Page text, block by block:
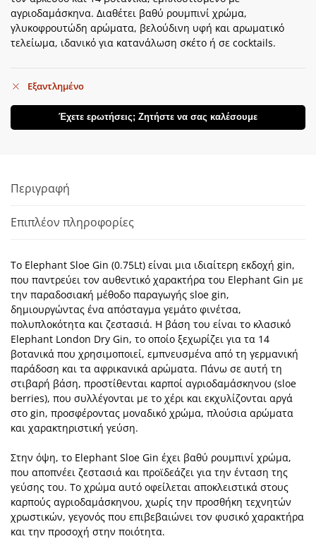
αγριοδαμάσκηνα. Διαθέτει βαθύ ρουμπινί χρώμα,
γλυκοφρουτώδη αρώματα, βελούδινη υφή και αρωματικό
τελείωμα, ιδανικό για κατανάλωση σκέτο ή σε cocktails.
Εξαντλημένο
Έχετε ερωτήσεις; Ζητήστε να σας καλέσουμε
Περιγραφή
Επιπλέον πληροφορίες
Το Elephant Sloe Gin (0.75Lt) είναι μια ιδιαίτερη εκδοχή gin,
που παντρεύει τον αυθεντικό χαρακτήρα του Elephant Gin με
την παραδοσιακή μέθοδο παραγωγής sloe gin,
δημιουργώντας ένα απόσταγμα γεμάτο φινέτσα,
πολυπλοκότητα και ζεστασιά. Η βάση του είναι το κλασικό
Elephant London Dry Gin, το οποίο ξεχωρίζει για τα 14
βοτανικά που χρησιμοποιεί, εμπνευσμένα από τη γερμανική
παράδοση και τα αφρικανικά αρώματα. Πάνω σε αυτή τη
στιβαρή βάση, προστίθενται καρποί αγριοδαμάσκηνου (sloe
berries), που συλλέγονται με το χέρι και εκχυλίζονται αργά
στο gin, προσφέροντας μοναδικό χρώμα, πλούσια αρώματα
και χαρακτηριστική γεύση.
Στην όψη, το Elephant Sloe Gin έχει βαθύ ρουμπινί χρώμα,
που αποπνέει ζεστασιά και προϊδεάζει για την ένταση της
γεύσης του. Το χρώμα αυτό οφείλεται αποκλειστικά στους
καρπούς αγριοδαμάσκηνου, χωρίς την προσθήκη τεχνητών
χρωστικών, γεγονός που επιβεβαιώνει τον φυσικό χαρακτήρα
και την προσοχή στην ποιότητα.